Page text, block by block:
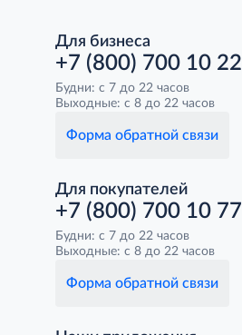
Для бизнеса
+7 (800) 700 10 22
Будни: с 7 до 22 часов
Выходные: с 8 до 22 часов
Форма обратной связи
Для покупателей
+7 (800) 700 10 77
Будни: с 7 до 22 часов
Выходные: с 8 до 22 часов
Форма обратной связи